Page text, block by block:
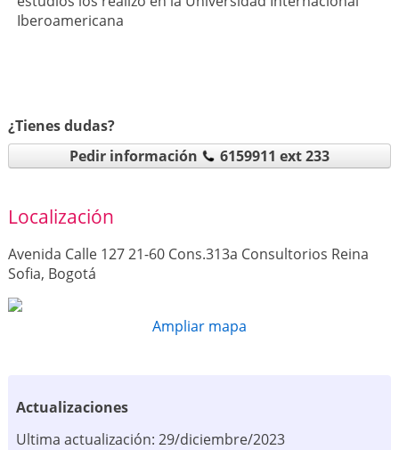
Iberoamericana
¿Tienes dudas?
Pedir información
6159911 ext 233
Localización
Avenida Calle 127 21-60 Cons.313a Consultorios Reina
Sofia, Bogotá
Ampliar mapa
Actualizaciones
Ultima actualización: 29/diciembre/2023